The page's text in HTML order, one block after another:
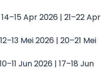
Apr 2026 | 21–22 Apr
Mei 2026 | 20–21 Mei
Jun 2026 | 17–18 Jun